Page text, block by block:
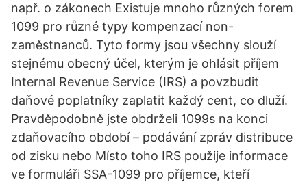
např. o zákonech Existuje mnoho různých forem
1099 pro různé typy kompenzací non-
zaměstnanců. Tyto formy jsou všechny slouží
stejnému obecný účel, kterým je ohlásit příjem
Internal Revenue Service (IRS) a povzbudit
daňové poplatníky zaplatit každý cent, co dluží.
Pravděpodobně jste obdrželi 1099s na konci
zdaňovacího období – podávání zpráv distribuce
od zisku nebo Místo toho IRS použije informace
ve formuláři SSA-1099 pro příjemce, kteří